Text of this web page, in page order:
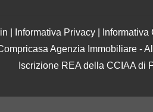
Informativa Privacy| Informativa
Agenzia Immobiliare -
Iscrizione REA della CCIAA di